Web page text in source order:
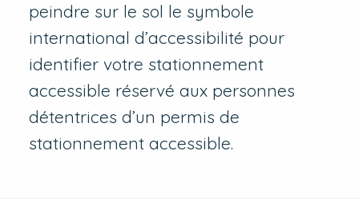
peindre sur le sol le symbole
international d’accessibilité pour
identifier votre stationnement
accessible réservé aux personnes
détentrices d’un permis de
stationnement accessible.